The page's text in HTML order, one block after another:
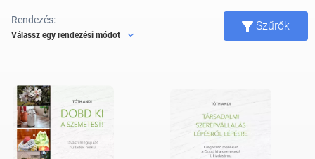
Rendezés:
Válassz egy rendezési módot
Szűrők